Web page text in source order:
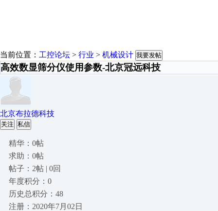
当前位置： 工控论坛 > 行业 > 机械设计 我要发帖
高效数显筛分仪使用参数-北京冠远科技
北京布拉德科技
关注 私信
精华：0帖
求助：0帖
帖子：2帖 | 0回
年度积分：0
历史总积分：48
注册：2020年7月02日